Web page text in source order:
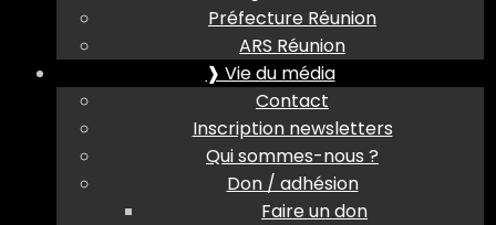
Préfecture Réunion
ARS Réunion
❱ Vie du média
Contact
Inscription newsletters
Qui sommes-nous ?
Don / adhésion
Faire un don